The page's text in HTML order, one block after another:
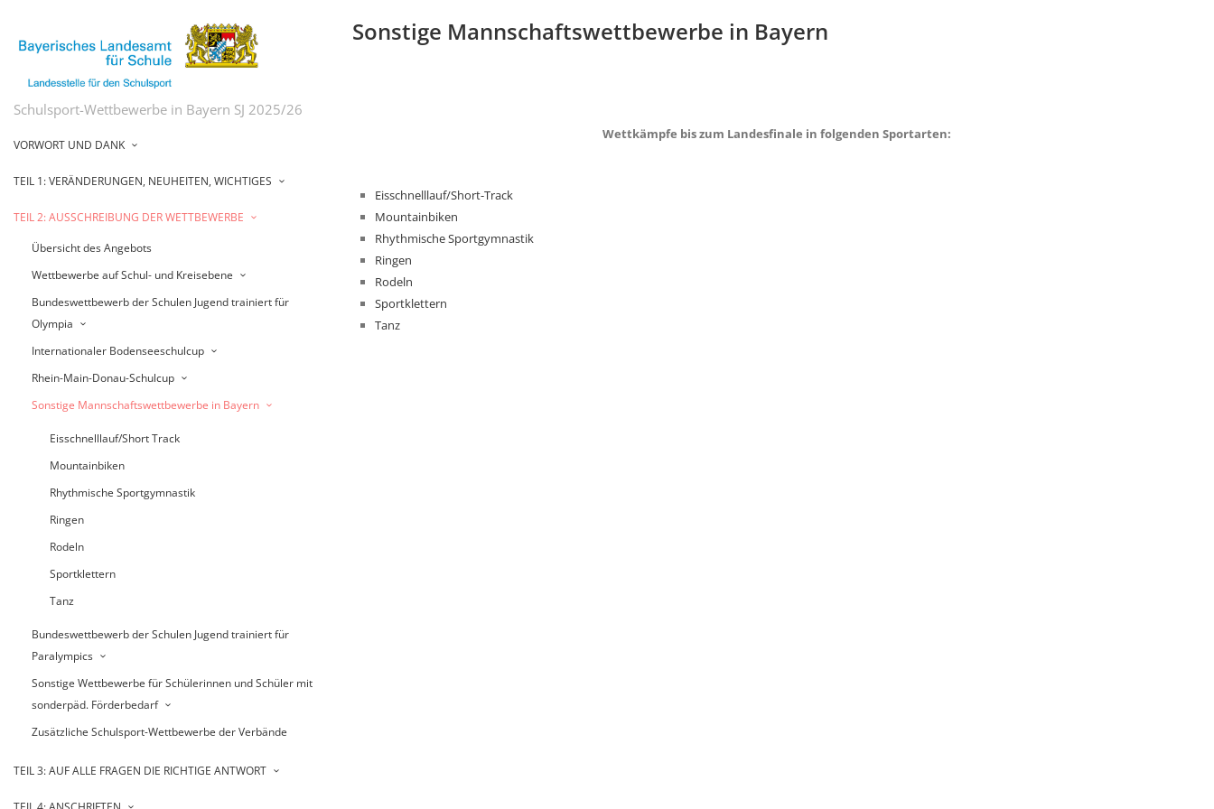
Schulsport-Wettbewerbe in Bayern SJ 2025/26
VORWORT UND DANK
TEIL 1: VERÄNDERUNGEN, NEUHEITEN, WICHTIGES
TEIL 2: AUSSCHREIBUNG DER WETTBEWERBE
Übersicht des Angebots
Wettbewerbe auf Schul- und Kreisebene
Bundeswettbewerb der Schulen Jugend trainiert für
Olympia
Internationaler Bodenseeschulcup
Rhein-Main-Donau-Schulcup
Sonstige Mannschaftswettbewerbe in Bayern
Eisschnelllauf/Short Track
Mountainbiken
Rhythmische Sportgymnastik
Ringen
Rodeln
Sportklettern
Tanz
Bundeswettbewerb der Schulen Jugend trainiert für
Paralympics
Sonstige Wettbewerbe für Schülerinnen und Schüler mit
sonderpäd. Förderbedarf
Zusätzliche Schulsport-Wettbewerbe der Verbände
TEIL 3: AUF ALLE FRAGEN DIE RICHTIGE ANTWORT
Sonstige Mannschaftswettbewerbe in Bayern
Wettkämpfe bis zum Landesfinale in folgenden Sportarten:
Eisschnelllauf/Short-Track
Mountainbiken
Rhythmische Sportgymnastik
Ringen
Rodeln
Sportklettern
Tanz